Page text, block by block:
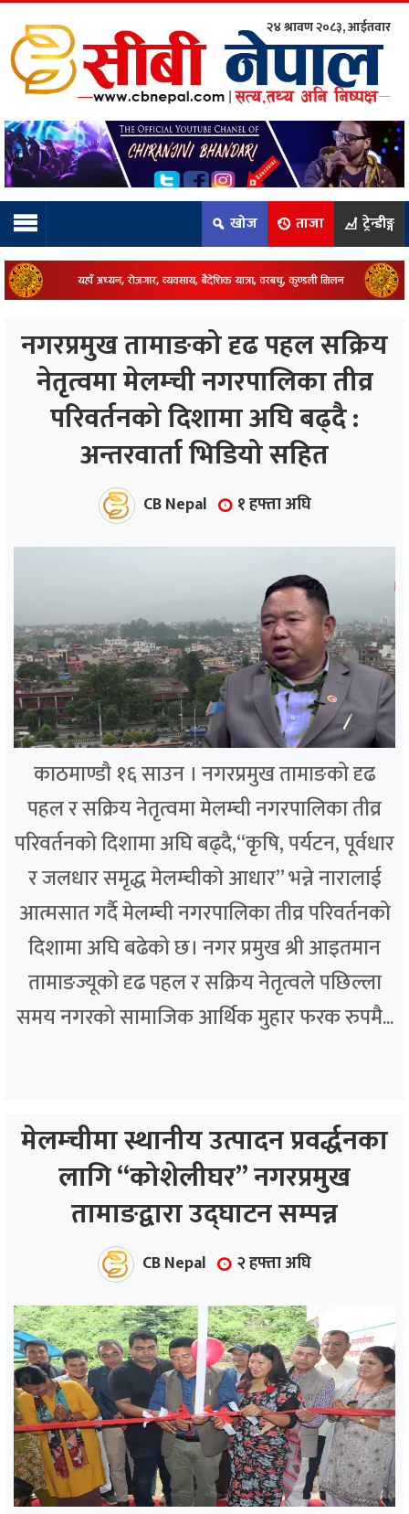
टिम:
२४ श्रावण २०८३, आईतवार
खोज ताजा ट्रेन्डीङ्ग
नगरप्रमुख तामाङको दृढ पहल सक्रिय
नेतृत्वमा मेलम्ची नगरपालिका तीव्र
परिवर्तनको दिशामा अघि बढ्दै :
अन्तरवार्ता भिडियो सहित
CB Nepal १ हफ्ता अघि
काठमाण्डौ १६ साउन । नगरप्रमुख तामाङको दृढ
पहल र सक्रिय नेतृत्वमा मेलम्ची नगरपालिका तीव्र
परिवर्तनको दिशामा अघि बढ्दै,“कृषि, पर्यटन, पूर्वधार
र जलधार समृद्ध मेलम्चीको आधार” भन्ने नारालाई
आत्मसात गर्दै मेलम्ची नगरपालिका तीव्र परिवर्तनको
दिशामा अघि बढेको छ। नगर प्रमुख श्री आइतमान
तामाङज्यूको दृढ पहल र सक्रिय नेतृत्वले पछिल्ला
समय नगरको सामाजिक आर्थिक मुहार फरक रुपमै...
मेलम्चीमा स्थानीय उत्पादन प्रवर्द्धनका
लागि “कोशेलीघर” नगरप्रमुख
तामाङद्वारा उद्घाटन सम्पन्न
CB Nepal २ हफ्ता अघि